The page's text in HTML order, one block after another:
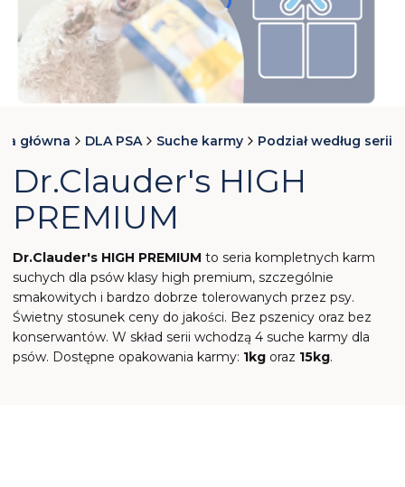
główna
DLA PSA Suche karmy Podział według serii
Dr.Clauder's HIGH
PREMIUM
Dr.Clauder's HIGH PREMIUM to seria kompletnych karm
suchych dla psów klasy high premium, szczególnie
smakowitych i bardzo dobrze tolerowanych przez psy.
Świetny stosunek ceny do jakości. Bez pszenicy oraz bez
konserwantów. W skład serii wchodzą 4 suche karmy dla
psów. Dostępne opakowania karmy: 1kg oraz 15kg.